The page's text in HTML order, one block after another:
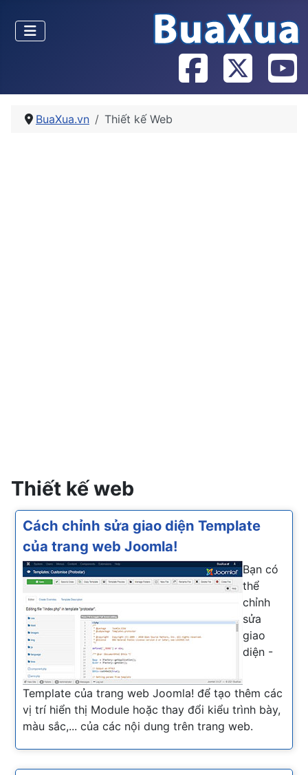
BuaXua.vn Thiết kế Web
Thiết kế web
Cách chỉnh sửa giao diện Template
của trang web Joomla!
Bạn có
thể
chỉnh
sửa
giao
diện -
Template của trang web Joomla! để tạo thêm các
vị trí hiển thị Module hoặc thay đổi kiểu trình bày,
màu sắc,... của các nội dung trên trang web.